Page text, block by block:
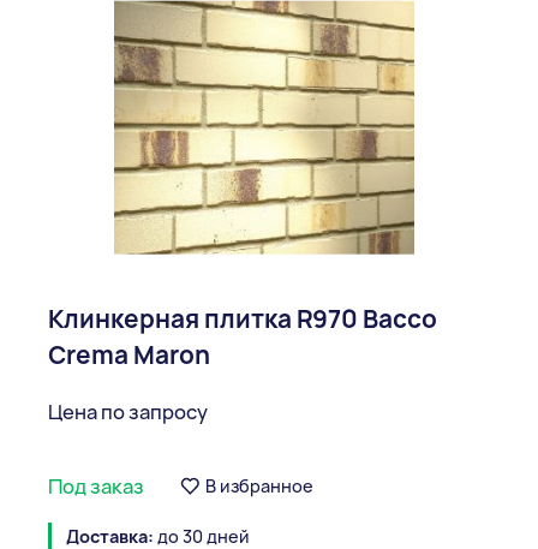
Клинкерная плитка R970 Bacco
Crema Maron
Цена по запросу
Под заказ В избранное
Доставка: до 30 дней